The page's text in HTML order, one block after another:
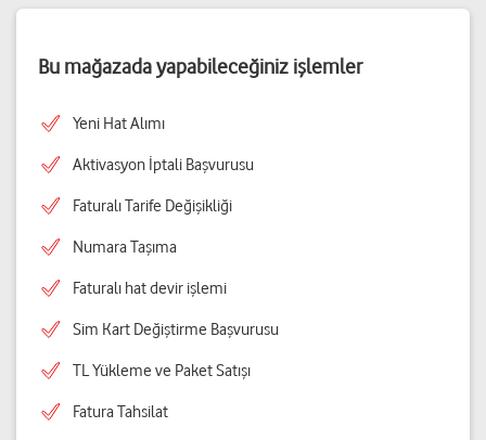
Bu mağazada yapabileceğiniz işlemler
Yeni Hat Alımı
Aktivasyon İptali Başvurusu
Faturalı Tarife Değişikliği
Numara Taşıma
Faturalı hat devir işlemi
Sim Kart Değiştirme Başvurusu
TL Yükleme ve Paket Satışı
Fatura Tahsilat